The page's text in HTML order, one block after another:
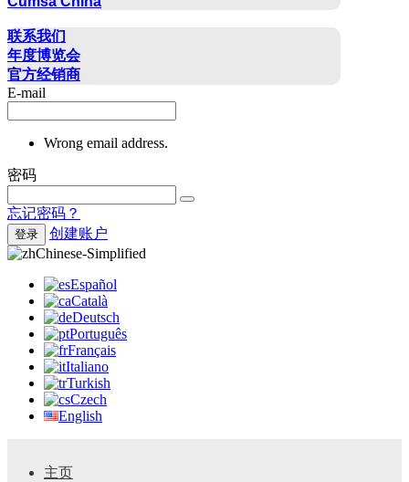
联系我们
年度博览会
官方经销商
E-mail
Wrong email address.
密码
忘记密码？
登录
创建账户
Chinese-Simplified
Español
Català
Deutsch
Português
Français
Italiano
Turkish
Czech
English
主页